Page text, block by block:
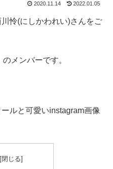
2020.11.14 2022.01.05
怜(にしかわれい)さんをご
メンバーです。
ルと可愛いinstagram画像